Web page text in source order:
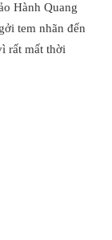
Hành Quang
tem nhãn đến
rất mất thời